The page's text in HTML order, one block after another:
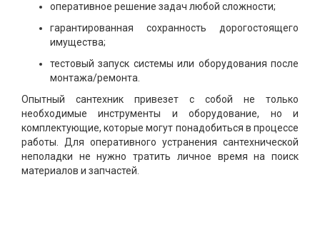
оперативное решение задач любой сложности;
гарантированная сохранность дорогостоящего
имущества;
тестовый запуск системы или оборудования после
монтажа/ремонта.
Опытный сантехник привезет с собой не только
необходимые инструменты и оборудование, но и
комплектующие, которые могут понадобиться в процессе
работы. Для оперативного устранения сантехнической
неполадки не нужно тратить личное время на поиск
материалов и запчастей.